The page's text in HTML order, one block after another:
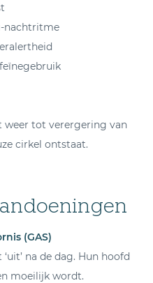
nachtritme
weer tot verergering van
cirkel ontstaat.
(GAS)
na de dag. Hun hoofd
moeilijk wordt.